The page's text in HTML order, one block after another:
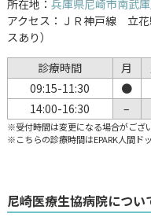
所在地： 兵庫県尼崎市南武
アクセス：ＪＲ神戸線 立
スあり）
診療時間
月
09:15-11:30
●
14:00-16:30
–
※受付時間は変更になる場合がござい
※こちらの診療時間はEPARK人間ド
尼崎医療生協病院につい